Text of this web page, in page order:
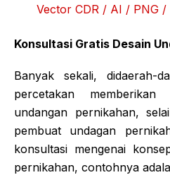
Vector CDR / AI / PNG /
Konsultasi Gratis Desain
Banyak sekali, didaerah-
percetakan memberikan
undangan pernikahan,
pembuat undagan
konsultasi mengenai
pernikahan, contohnya